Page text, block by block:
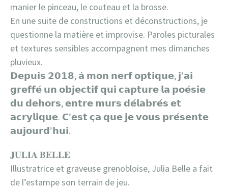
manier le pinceau, le couteau et la brosse.
En une suite de constructions et déconstructions, je
questionne la matière et improvise. Paroles picturales
et textures sensibles accompagnent mes dimanches
pluvieux.
𝗗𝗲𝗽𝘂𝗶𝘀 𝟮𝟬𝟭𝟴, 𝗮̀ 𝗺𝗼𝗻 𝗻𝗲𝗿𝗳 𝗼𝗽𝘁𝗶𝗾𝘂𝗲, 𝗷’𝗮𝗶
𝗴𝗿𝗲𝗳𝗳𝗲́ 𝘂𝗻 𝗼𝗯𝗷𝗲𝗰𝘁𝗶𝗳 𝗾𝘂𝗶 𝗰𝗮𝗽𝘁𝘂𝗿𝗲 𝗹𝗮 𝗽𝗼𝗲́𝘀𝗶𝗲
𝗱𝘂 𝗱𝗲𝗵𝗼𝗿𝘀, 𝗲𝗻𝘁𝗿𝗲 𝗺𝘂𝗿𝘀 𝗱𝗲́𝗹𝗮𝗯𝗿𝗲́𝘀 𝗲𝘁
𝗮𝗰𝗿𝘆𝗹𝗶𝗾𝘂𝗲. 𝗖’𝗲𝘀𝘁 𝗰̧𝗮 𝗾𝘂𝗲 𝗷𝗲 𝘃𝗼𝘂𝘀 𝗽𝗿𝗲́𝘀𝗲𝗻𝘁𝗲
𝗮𝘂𝗷𝗼𝘂𝗿𝗱’𝗵𝘂𝗶.
𝐉𝐔𝐋𝐈𝐀 𝐁𝐄𝐋𝐋𝐄
Illustratrice et graveuse grenobloise, Julia Belle a fait
de l’estampe son terrain de jeu.